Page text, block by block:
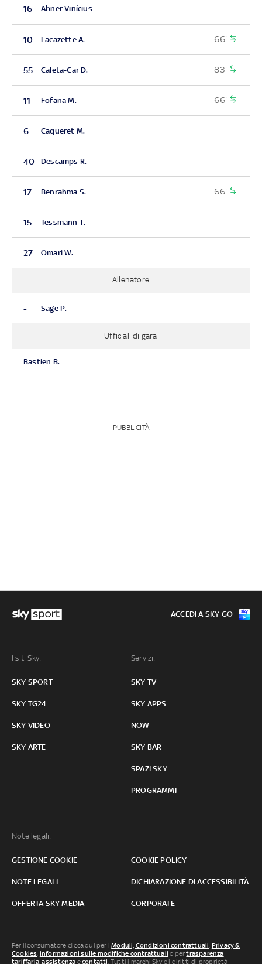
16 Abner Vinícius
10 Lacazette A. 66'
55 Caleta-Car D. 83'
11 Fofana M. 66'
6 Caqueret M.
40 Descamps R.
17 Benrahma S. 66'
15 Tessmann T.
27 Omari W.
Allenatore
- Sage P.
Ufficiali di gara
Bastien B.
PUBBLICITÀ
I siti Sky:
SKY SPORT
SKY TG24
SKY VIDEO
SKY ARTE
Servizi:
SKY TV
SKY APPS
NOW
SKY BAR
SPAZI SKY
PROGRAMMI
Note legali:
GESTIONE COOKIE COOKIE POLICY
NOTE LEGALI DICHIARAZIONE DI ACCESSIBILITÀ
OFFERTA SKY MEDIA CORPORATE
ACCEDI A SKY GO
Per il consumatore clicca qui per iModuli, Condizioni contrattuali Privacy &
Cookies informazioni sulle modifiche contrattuali o pertrasparenza
tariffaria ,assistenza econtatti . Tutti i marchi Sky e i diritti di proprietà